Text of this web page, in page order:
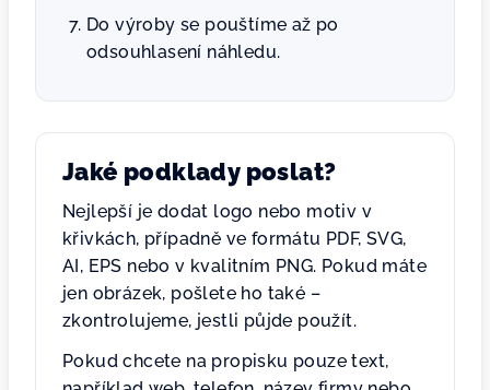
Do výroby se pouštíme až po
odsouhlasení náhledu.
Jaké podklady poslat?
Nejlepší je dodat logo nebo motiv v
křivkách, případně ve formátu PDF, SVG,
AI, EPS nebo v kvalitním PNG. Pokud máte
jen obrázek, pošlete ho také –
zkontrolujeme, jestli půjde použít.
Pokud chcete na propisku pouze text,